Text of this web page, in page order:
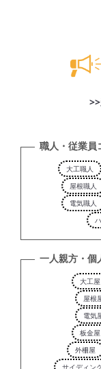
職人・従業員
大工職人
屋根職人
電気職人
一人親方・個
大工屋
屋根
電気
板金屋
外柵屋
サイディン